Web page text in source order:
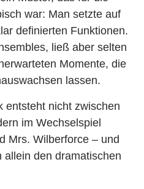
war: Man setzte auf
definierten Funktionen.
ließ aber selten
Momente, die
lassen.
entsteht nicht zwischen
im Wechselspiel
Mrs. Wilberforce – und
den dramatischen